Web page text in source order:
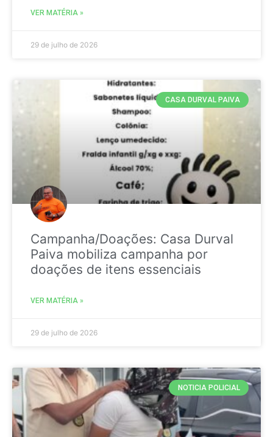
VER MATÉRIA »
29 de julho de 2026
CASA DURVAL PAIVA
Campanha/Doações: Casa Durval
Paiva mobiliza campanha por
doações de itens essenciais
VER MATÉRIA »
29 de julho de 2026
NOTICIA POLICIAL